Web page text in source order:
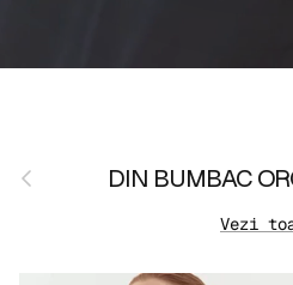
Anterior DIN BUMBAC
Vezi